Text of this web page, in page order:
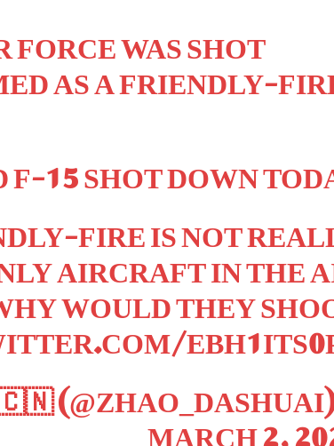
WAS SHOT
AS A FRIENDLY-
15 SHOT DOWN
FIRE IS NOT
AIRCRAFT IN THE
WOULD THEY
MARCH 2,